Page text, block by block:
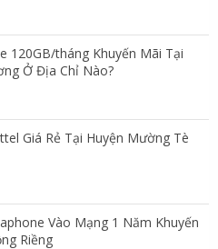
120GB/tháng Khuyến Mãi Tại
Ở Địa Chỉ Nào?
Giá Rẻ Tại Huyện Mường Tè
Vào Mạng 1 Năm Khuyến
Riềng